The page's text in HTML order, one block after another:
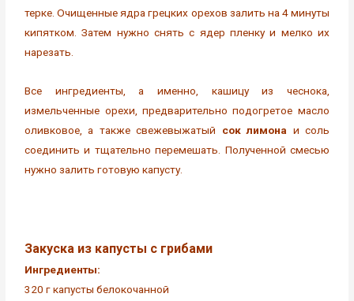
терке. Очищенные ядра грецких орехов залить на 4 минуты
кипятком. Затем нужно снять с ядер пленку и мелко их
нарезать.
Все ингредиенты, а именно, кашицу из чеснока,
измельченные орехи, предварительно подогретое масло
оливковое, а также свежевыжатый сок лимона и соль
соединить и тщательно перемешать. Полученной смесью
нужно залить готовую капусту.
Закуска из капусты с грибами
Ингредиенты:
320 г капусты белокочанной